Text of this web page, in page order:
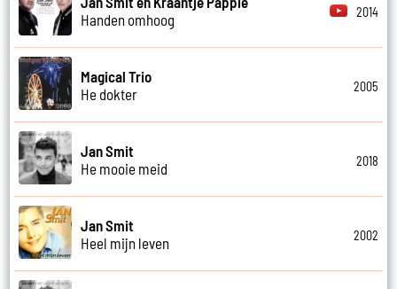
Handen omhoog
2014
Magical Trio
He dokter
2005
Jan Smit
He mooie meid
2018
Jan Smit
Heel mijn leven
2002